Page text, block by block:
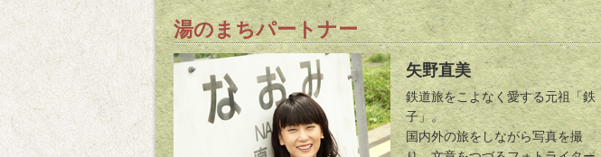
湯のまちパートナー
矢野直美
鉄道旅をこよなく愛する元祖「鉄
子」。
国内外の旅をしながら写真を撮